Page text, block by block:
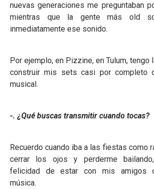
nuevas generaciones me preguntaban
mientras que la gente más old
inmediatamente ese sonido.
Por ejemplo, en Pizzine, en Tulum, tengo
construir mis sets casi por completo
musical.
-. ¿Qué buscas transmitir cuando tocas?
Recuerdo cuando iba a las fiestas como
cerrar los ojos y perderme
felicidad de estar con mis amigos
música.